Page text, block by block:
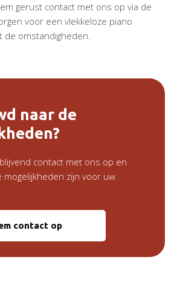
gerust contact met ons op via de
voor een vlekkeloze piano
de omstandigheden.
naar de
contact met ons op en
mogelijkheden zijn voor uw
contact op